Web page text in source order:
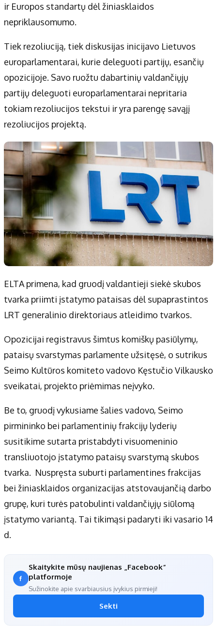
ir Europos standartų dėl žiniasklaidos
nepriklausomumo.
Tiek rezoliuciją, tiek diskusijas inicijavo Lietuvos
europarlamentarai, kurie deleguoti partijų, esančių
opozicijoje. Savo ruožtu dabartinių valdančiųjų
partijų deleguoti europarlamentarai nepritaria
tokiam rezoliucijos tekstui ir yra parengę savąjį
rezoliucijos projektą.
ELTA primena, kad gruodį valdantieji siekė skubos
tvarka priimti įstatymo pataisas dėl supaprastintos
LRT generalinio direktoriaus atleidimo tvarkos.
Opozicijai registravus šimtus komiškų pasiūlymų,
pataisų svarstymas parlamente užsitęsė, o sutrikus
Seimo Kultūros komiteto vadovo Kęstučio Vilkausko
sveikatai, projekto priėmimas neįvyko.
Be to, gruodį vykusiame šalies vadovo, Seimo
pirmininko bei parlamentinių frakcijų lyderių
susitikime sutarta pristabdyti visuomeninio
transliuotojo įstatymo pataisų svarstymą skubos
tvarka. Nuspręsta suburti parlamentines frakcijas
bei žiniasklaidos organizacijas atstovaujančią darbo
grupę, kuri turės patobulinti valdančiųjų siūlomą
įstatymo variantą. Tai tikimąsi padaryti iki vasario 14
d.
Skaitykite mūsų naujienas „Facebook“
platformoje
Sužinokite apie svarbiausius įvykius pirmieji!
Sekti